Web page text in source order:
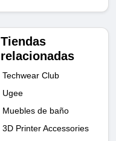
Tiendas
relacionadas
Techwear Club
Ugee
Muebles de baño
3D Printer Accessories